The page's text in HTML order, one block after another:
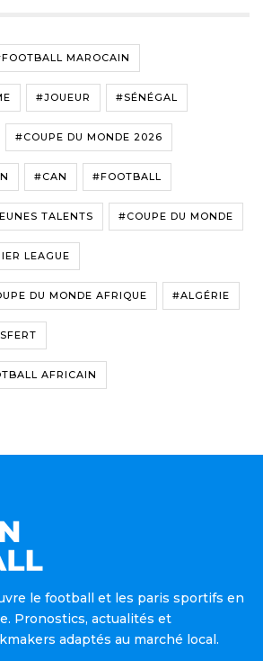
MAROCAIN
#JOUEUR #SÉNÉGAL
#COUPE DU MONDE 2026
#CAN #FOOTBALL
TALENTS #COUPE DU MONDE
LEAGUE
DU MONDE AFRIQUE #ALGÉRIE
AFRICAIN
le football et les paris sportifs en
Pronostics, actualités et
adaptés au marché local.